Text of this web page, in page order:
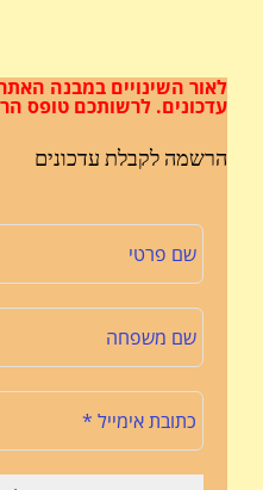
לאור השינויים במבנה
עדכונים. לרשותכם טופס
הרשמה לקבלת עדכונים